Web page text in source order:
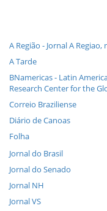
A Região - Jornal A
A Tarde
BNamericas - Latin
Research Center for the
Correio Braziliense
Diário de Canoas
Folha
Jornal do Brasil
Jornal do Senado
Jornal NH
Jornal VS